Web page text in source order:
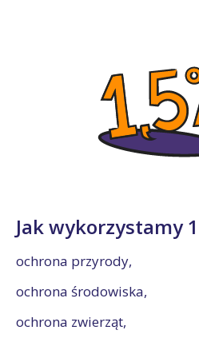
Jak wykorzystamy
ochrona przyrody,
ochrona środowiska,
ochrona zwierząt,